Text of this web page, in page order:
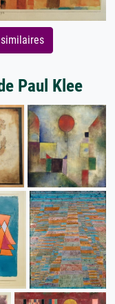
Paul Klee